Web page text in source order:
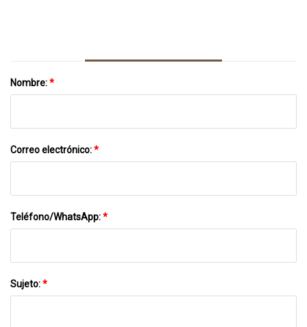
Nombre:*
Correo electrónico:*
Teléfono/WhatsApp:*
Sujeto:*